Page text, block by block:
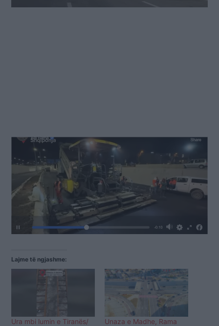
Lajme të ngjashme:
Ura mbi lumin e Tiranës/
Unaza e Madhe, Rama